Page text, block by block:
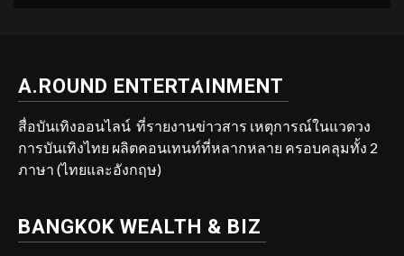
A.ROUND ENTERTAINMENT
สื่อบันเทิงออนไลน์ ที่รายงานข่าวสาร เหตุการณ์ในแวดวง
การบันเทิงไทย ผลิตคอนเทนท์ที่หลากหลาย ครอบคลุมทั้ง 2
ภาษา (ไทยและอังกฤษ)
BANGKOK WEALTH & BIZ